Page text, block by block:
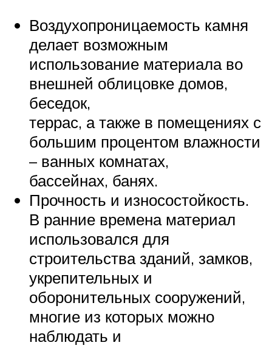
Воздухопроницаемость камня
делает возможным
использование материала во
внешней облицовке домов,
беседок,
террас, а также в помещениях с
большим процентом влажности
– ванных комнатах,
бассейнах, банях.
Прочность и износостойкость.
В ранние времена материал
использовался для
строительства зданий, замков,
укрепительных и
оборонительных сооружений,
многие из которых можно
наблюдать и